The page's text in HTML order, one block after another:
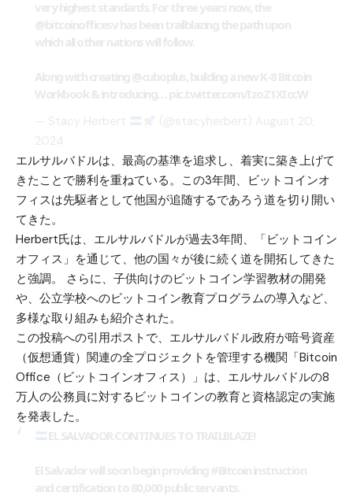
エルサルバドルは、最高の基準を追求し、着実に築き上げて
きたことで勝利を重ねている。この3年間、ビットコインオ
フィスは先駆者として他国が追随するであろう道を切り開い
てきた。
Herbert氏は、エルサルバドルが過去3年間、「ビットコイン
オフィス」を通じて、他の国々が後に続く道を開拓してきた
と強調。 さらに、子供向けのビットコイン学習教材の開発
や、公立学校へのビットコイン教育プログラムの導入など、
多様な取り組みも紹介された。
この投稿への引用ポストで、エルサルバドル政府が暗号資産
（仮想通貨）関連の全プロジェクトを管理する機関「Bitcoin
Office（ビットコインオフィス）」は、エルサルバドルの8
万人の公務員に対するビットコインの教育と資格認定の実施
を発表した。